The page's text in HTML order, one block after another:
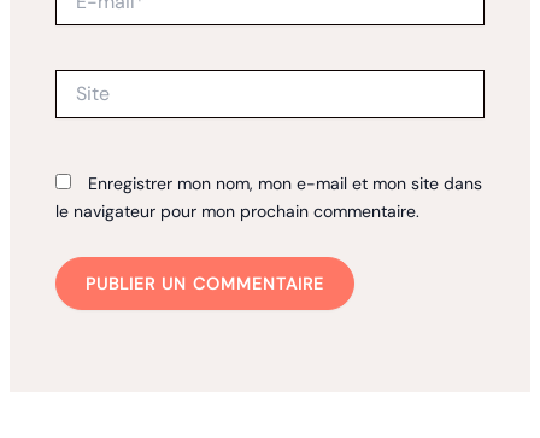
mail*
Site
Enregistrer mon nom, mon e-mail et mon site dans
le navigateur pour mon prochain commentaire.